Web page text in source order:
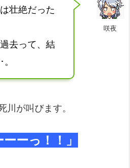
咲夜
壮絶だった
去って、結
川が叫びます。
ーっ！！」